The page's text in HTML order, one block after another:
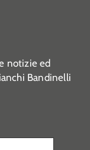
notizie ed
Bandinelli